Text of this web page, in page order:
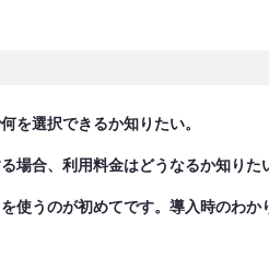
を選択できるか知りたい。
場合、利用料金はどうなるか知りた
使うのが初めてです。導入時のわか